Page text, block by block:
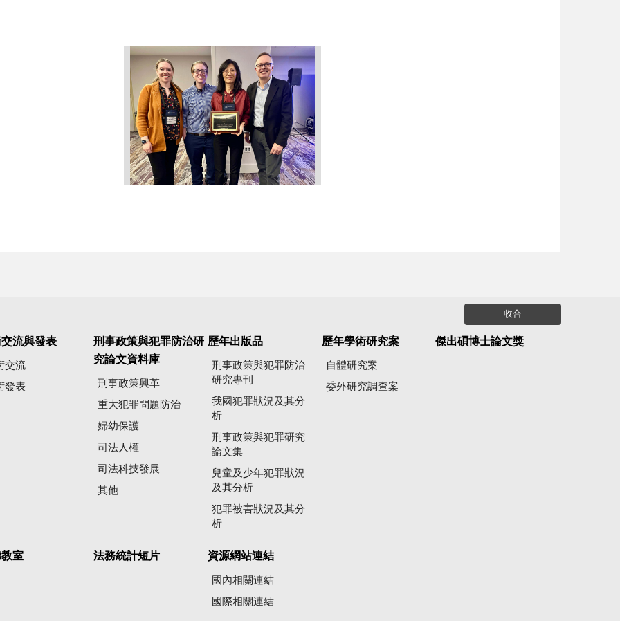
收合
流與發表
交流
發表
刑事政策與犯罪防治研
究論文資料庫
刑事政策興革
重大犯罪問題防治
婦幼保護
司法人權
司法科技發展
其他
歷年出版品
刑事政策與犯罪防治
研究專刊
我國犯罪狀況及其分
析
刑事政策與犯罪研究
論文集
兒童及少年犯罪狀況
及其分析
犯罪被害狀況及其分
析
歷年學術研究案
自體研究案
委外研究調查案
傑出碩博士論文獎
室 法務統計短片 資源網站連結
國內相關連結
國際相關連結